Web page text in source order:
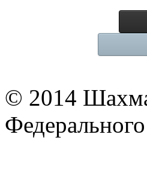
© 2014